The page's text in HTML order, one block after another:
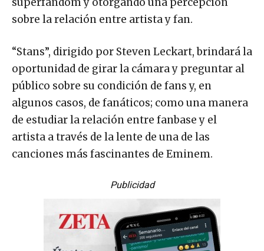
sobre la relación entre artista y fan.
“Stans”, dirigido por Steven Leckart, brindará la
oportunidad de girar la cámara y preguntar al
público sobre su condición de fans y, en
algunos casos, de fanáticos; como una manera
de estudiar la relación entre fanbase y el
artista a través de la lente de una de las
canciones más fascinantes de Eminem.
Publicidad